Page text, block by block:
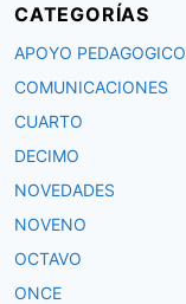
CATEGORÍAS
APOYO PEDAGOGICO
COMUNICACIONES
CUARTO
DECIMO
NOVEDADES
NOVENO
OCTAVO
ONCE